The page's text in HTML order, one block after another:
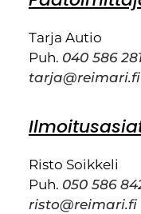
Tarja Autio
Puh. 040 586
tarja@reimari.fi
Risto Soikkeli
Puh. 050 586
risto@reimari.fi